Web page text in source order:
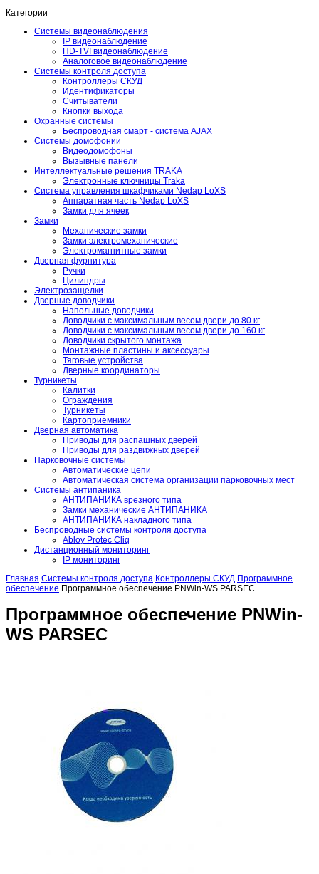
Категории
Системы видеонаблюдения
IP видеонаблюдение
HD-TVI видеонаблюдение
Аналоговое видеонаблюдение
Системы контроля доступа
Контроллеры СКУД
Идентификаторы
Считыватели
Кнопки выхода
Охранные системы
Беспроводная смарт - система AJAX
Системы домофонии
Видеодомофоны
Вызывные панели
Интеллектуальные решения TRAKA
Электронные ключницы Traka
Система управления шкафчиками Nedap LoXS
Аппаратная часть Nedap LoXS
Замки для ячеек
Замки
Механические замки
Замки электромеханические
Электромагнитные замки
Дверная фурнитура
Ручки
Цилиндры
Электрозащелки
Дверные доводчики
Напольные доводчики
Доводчики с максимальным весом двери до 80 кг
Доводчики с максимальным весом двери до 160 кг
Доводчики скрытого монтажа
Монтажные пластины и аксессуары
Тяговые устройства
Дверные координаторы
Турникеты
Калитки
Ограждения
Турникеты
Картоприёмники
Дверная автоматика
Приводы для распашных дверей
Приводы для раздвижных дверей
Парковочные системы
Автоматические цепи
Автоматическая система организации парковочных мест
Системы антипаника
АНТИПАНИКА врезного типа
Замки механические АНТИПАНИКА
АНТИПАНИКА накладного типа
Беспроводные системы контроля доступа
Abloy Protec Cliq
Дистанционный мониторинг
IP мониторинг
Главная Системы контроля доступа Контроллеры СКУД Программное
обеспечение Программное обеспечение PNWin-WS PARSEC
Программное обеспечение PNWin-
WS PARSEC